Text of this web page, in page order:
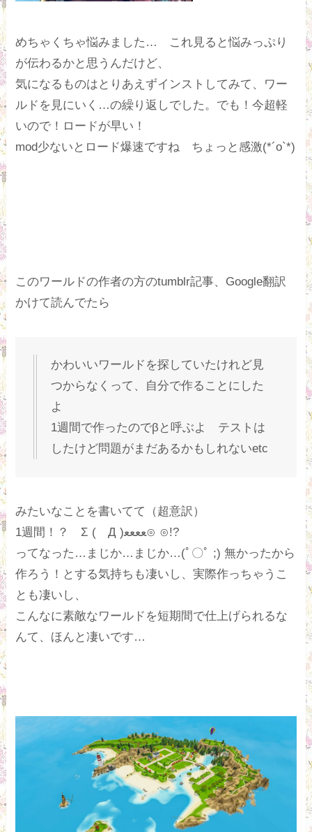
めちゃくちゃ悩みました… これ見ると悩みっぷり
が伝わるかと思うんだけど、
気になるものはとりあえずインストしてみて、ワー
ルドを見にいく…の繰り返しでした。でも！今超軽
いので！ロードが早い！
mod少ないとロード爆速ですね ちょっと感激(*´o`*)
このワールドの作者の方のtumblr記事、Google翻訳
かけて読んでたら
かわいいワールドを探していたけれど見
つからなくって、自分で作ることにした
よ
1週間で作ったのでβと呼ぶよ テストは
したけど問題がまだあるかもしれないetc
みたいなことを書いてて（超意訳）
1週間！？ Σ ( Д )ﻌﻌﻌﻌ⊙ ⊙!?
ってなった…まじか…まじか…(ﾟ〇ﾟ ;) 無かったから
作ろう！とする気持ちも凄いし、実際作っちゃうこ
とも凄いし、
こんなに素敵なワールドを短期間で仕上げられるな
んて、ほんと凄いです…